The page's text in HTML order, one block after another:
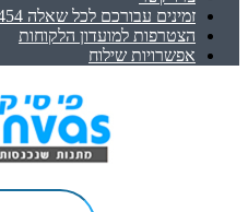
זמינים עבורכם לכל שאלה 03-5707454
הצטרפות למועדון הלקוחות
אפשרויות שילוח